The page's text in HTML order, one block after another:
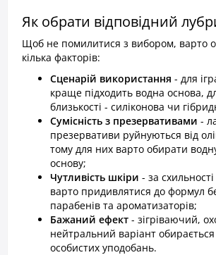
Як обрати відповідний
Щоб не помилитися з вибором, варто
кілька факторів:
Сценарій використання - для
краще підходить водна основа,
близькості - силіконова чи
Сумісність з презервативами -
презервативи руйнуються від
тому для них варто обирати
основу;
Чутливість шкіри - за
варто придивлятися до формул
парабенів та ароматизаторів;
Бажаний ефект - зігріваючий,
нейтральний варіант
особистих уподобань.